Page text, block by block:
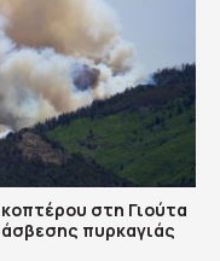
στη Γιούτα
πυρκαγιάς